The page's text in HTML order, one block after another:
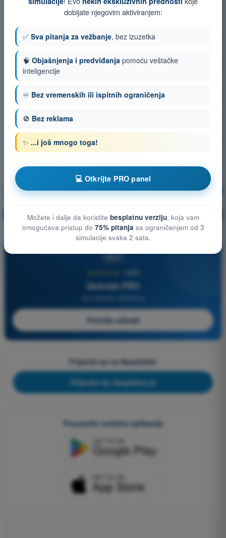
Navigacija Vežbanje!
🔒 PRO Objašnjenje pitanja
4,6/5
Quizvds PRO
Počnite odmah
Prijavite se na Newsletter
Prijavite se, besplatno je
Preuzmite mobilne aplikacije
dobijate njegovim aktiviranjem:
✅ Sva pitanja za vežbanje, bez izuzetka
🧠 Objašnjenja i predviđanja pomoću veštačke
inteligencije
♾️ Bez vremenskih ili ispitnih ograničenja
🚫 Bez reklama
✨ ...i još mnogo toga!
💻 Otkrijte PRO panel
Možete i dalje da koristite besplatnu verziju, koja vam
omogućava pristup do 75% pitanja sa ograničenjem od 3
simulacije svaka 2 sata.